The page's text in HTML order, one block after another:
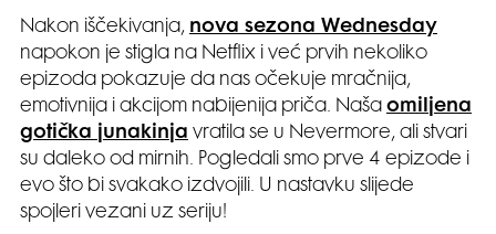
Nakon iščekivanja, nova sezona Wednesday
napokon je stigla na Netflix i već prvih nekoliko
epizoda pokazuje da nas očekuje mračnija,
emotivnija i akcijom nabijenija priča. Naša omiljena
gotička junakinja vratila se u Nevermore, ali stvari
su daleko od mirnih. Pogledali smo prve 4 epizode i
evo što bi svakako izdvojili. U nastavku slijede
spojleri vezani uz seriju!